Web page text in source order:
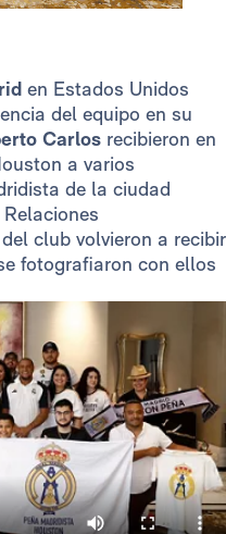
en Estados Unidos
del equipo en su
Carlos recibieron en
a varios
de la ciudad
club volvieron a recibir
fotografiaron con ellos